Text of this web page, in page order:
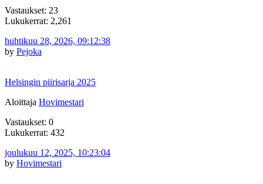
Vastaukset: 23
Lukukerrat: 2,261
huhtikuu 28, 2026, 09:12:38
by Pejoka
Helsingin piirisarja 2025
Aloittaja Hovimestari
Vastaukset: 0
Lukukerrat: 432
joulukuu 12, 2025, 10:23:04
by Hovimestari